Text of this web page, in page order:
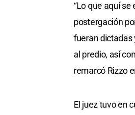
“Lo que aquí
postergación
fueran dictadas
al predio, así
remarcó Rizzo
El juez tuvo en